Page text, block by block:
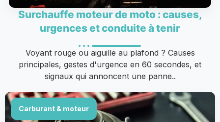
Surchauffe moteur de moto : causes,
urgences et conduite à tenir
Voyant rouge ou aiguille au plafond ? Causes
principales, gestes d'urgence en 60 secondes, et
signaux qui annoncent une panne..
Carburant & moteur